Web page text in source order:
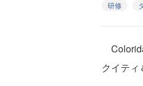
研修
クイティ